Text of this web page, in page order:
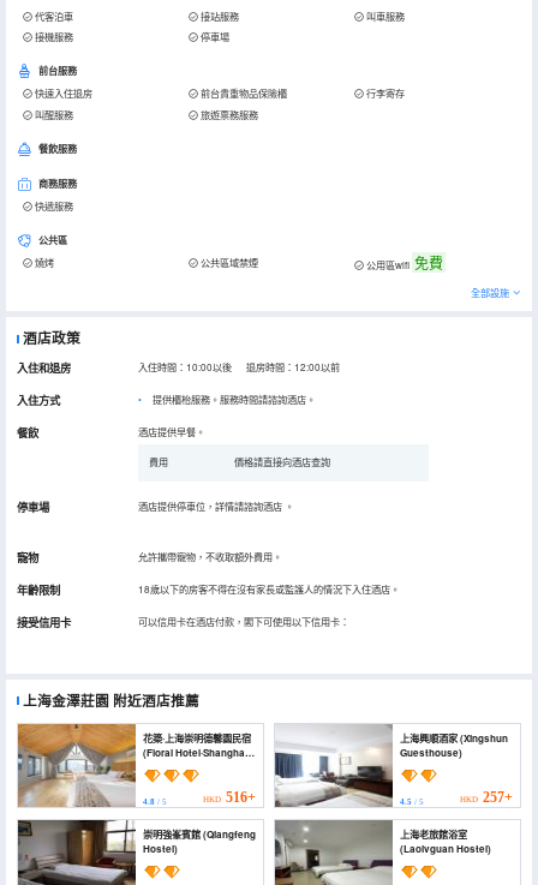
代客泊車 接站服務
叫車服務
接機服務
停車場
前台服務
快速入住退房 前台貴重物品保險櫃
行李寄存
叫醒服務
旅遊票務服務
餐飲服務
商務服務
快遞服務
公共區
燒烤 公共區域禁煙 公用區wifi 免費
全部設施
酒店政策
入住和退房 入住時間：10:00以後 退房時間：12:00以前
入住方式 提供櫃枱服務。服務時間請諮詢酒店。
餐飲 酒店提供早餐。
費用 價格請直接向酒店查詢
停車場 酒店提供停車位，詳情請諮詢酒店 。
寵物 允許攜帶寵物，不收取額外費用。
年齡限制 18歲以下的房客不得在沒有家長或監護人的情況下入住酒店。
接受信用卡 可以信用卡在酒店付款，閣下可使用以下信用卡：
上海金澤莊園 附近酒店推薦
花築·上海崇明德馨園民宿
(Floral Hotel·Shanghai
Dexinyuan Hotel)
4.8 / 5 HKD 516+
上海興順酒家 (Xingshun
Guesthouse)
4.5/ 5 HKD 257+
崇明強峯賓館 (Qiangfeng
Hostel)
上海老旅館浴室
(Laolvguan Hostel)